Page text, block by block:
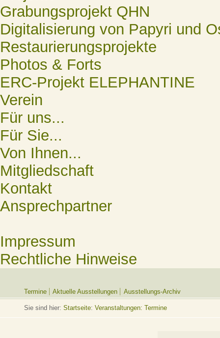
Grabungsprojekt QHN
Digitalisierung von Papyri und
Restaurierungsprojekte
Photos & Forts
ERC-Projekt ELEPHANTINE
Verein
Für uns...
Für Sie...
Von Ihnen...
Mitgliedschaft
Kontakt
Ansprechpartner
Impressum
Rechtliche Hinweise
Termine Aktuelle Ausstellungen Ausstellungs-Archiv
Sie sind hier: Startseite: Veranstaltungen: Termine